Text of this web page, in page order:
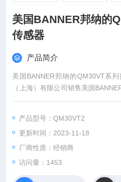
美国BANNER邦纳的
传感器
产品简介
美国BANNER邦纳的QM30VT系
（上海）有限公司销售美国
现货库存，价格好，欢迎来确认！
产品型号：QM30VT2
更新时间：2023-11-18
厂商性质：经销商
访问量：1453